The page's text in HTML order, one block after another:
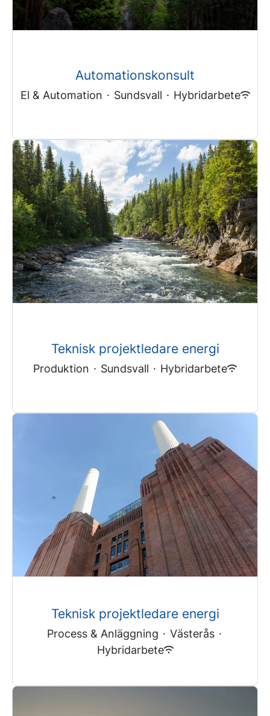
Automationskonsult
El & Automation · Sundsvall · Hybridarbete
Teknisk projektledare energi
Produktion · Sundsvall · Hybridarbete
Teknisk projektledare energi
Process & Anläggning · Västerås ·
Hybridarbete